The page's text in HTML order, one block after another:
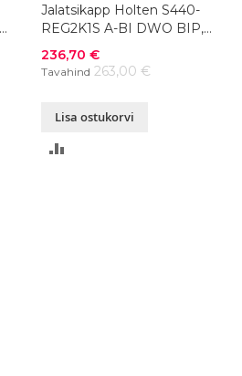
Jalatsikapp Holten S440-
REG2K1S A-BI DWO BIP,
92,5x37xK115 cm
Soodushind
236,70 €
Tavahind 263,00 €
Lisa ostukorvi